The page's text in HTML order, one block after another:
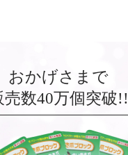
おかげさまで
売数40万個突破!!